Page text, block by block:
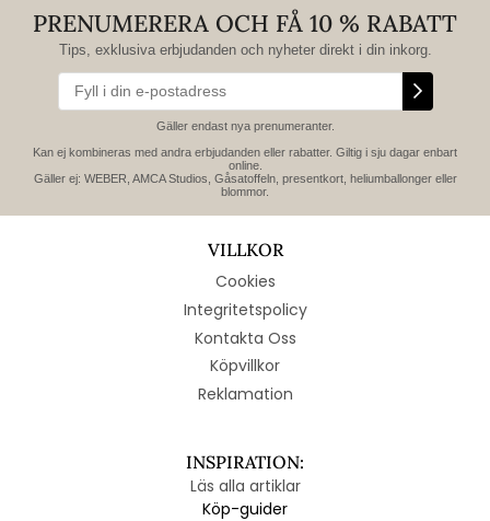
PRENUMERERA OCH FÅ 10 % RABATT
Tips, exklusiva erbjudanden och nyheter direkt i din inkorg.
Gäller endast nya prenumeranter.
Kan ej kombineras med andra erbjudanden eller rabatter. Giltig i sju dagar enbart
online.
Gäller ej: WEBER, AMCA Studios, Gåsatoffeln, presentkort, heliumballonger eller
blommor.
VILLKOR
Cookies
Integritetspolicy
Kontakta Oss
Köpvillkor
Reklamation
INSPIRATION:
Läs alla artiklar
Köp-guider